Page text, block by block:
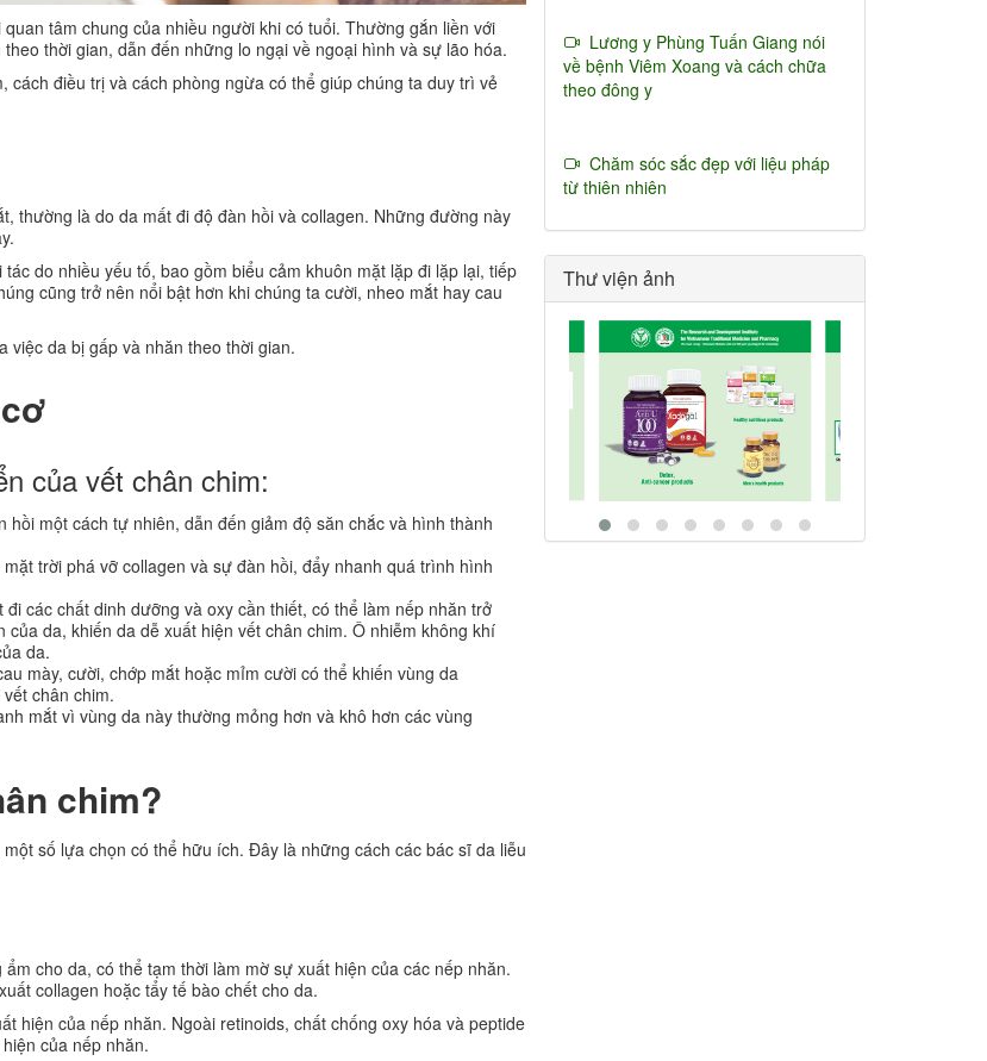
tâm chung của nhiều người khi có tuổi. Thường gắn liền với
thời gian, dẫn đến những lo ngại về ngoại hình và sự lão hóa.
điều trị và cách phòng ngừa có thể giúp chúng ta duy trì vẻ
thường là do da mất đi độ đàn hồi và collagen. Những đường này
do nhiều yếu tố, bao gồm biểu cảm khuôn mặt lặp đi lặp lại, tiếp
cũng trở nên nổi bật hơn khi chúng ta cười, nheo mắt hay cau
việc da bị gấp và nhăn theo thời gian.
của vết chân chim:
một cách tự nhiên, dẫn đến giảm độ săn chắc và hình thành
trời phá vỡ collagen và sự đàn hồi, đẩy nhanh quá trình hình
các chất dinh dưỡng và oxy cần thiết, có thể làm nếp nhăn trở
da, khiến da dễ xuất hiện vết chân chim. Ô nhiễm không khí
da.
mày, cười, chớp mắt hoặc mỉm cười có thể khiến vùng da
chân chim.
mắt vì vùng da này thường mỏng hơn và khô hơn các vùng
chim?
số lựa chọn có thể hữu ích. Đây là những cách các bác sĩ da liễu
cho da, có thể tạm thời làm mờ sự xuất hiện của các nếp nhăn.
collagen hoặc tẩy tế bào chết cho da.
hiện của nếp nhăn. Ngoài retinoids, chất chống oxy hóa và peptide
của nếp nhăn.
Lương y Phùng Tuấn Giang nói
về bệnh Viêm Xoang và cách chữa
theo đông y
Chăm sóc sắc đẹp với liệu pháp
từ thiên nhiên
Thư viện ảnh